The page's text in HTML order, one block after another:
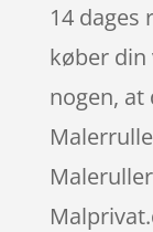
14 dages
køber din
nogen,